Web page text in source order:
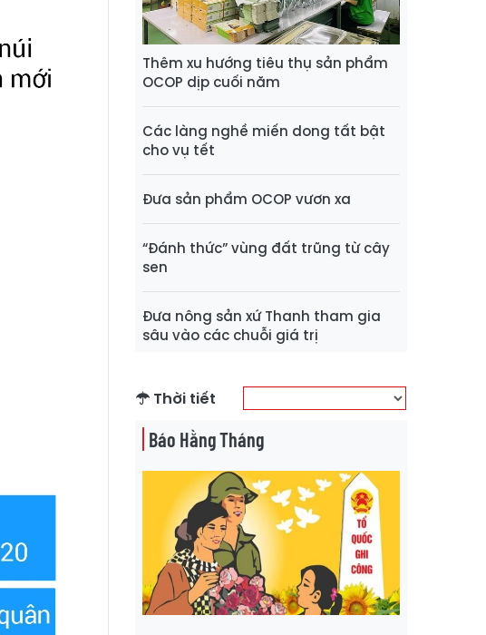
Thêm xu hướng tiêu thụ sản phẩm
OCOP dịp cuối năm
Các làng nghề miến dong tất bật
cho vụ tết
Đưa sản phẩm OCOP vươn xa
“Đánh thức” vùng đất trũng từ cây
sen
Đưa nông sản xứ Thanh tham gia
sâu vào các chuỗi giá trị
Thời tiết
Báo Hằng Tháng